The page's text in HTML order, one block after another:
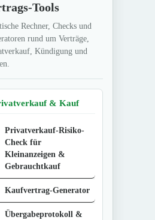
Tools
Rechner, Checks und
rund um Verträge,
Kündigung und
& Kauf
Privatverkauf-Risiko-
Check für
Kleinanzeigen &
Gebrauchtkauf
Kaufvertrag-Generator
Übergabeprotokoll &